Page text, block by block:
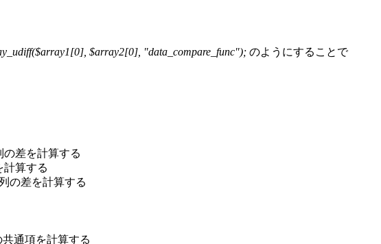
$array2[0], "data_compare_func"); のようにすることで
差を計算する
計算する
の差を計算する
通項を計算する